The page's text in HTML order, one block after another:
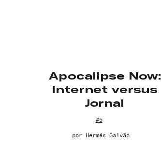
Apocalipse Now:
Internet versus
Jornal
#5
por Hermés Galvão